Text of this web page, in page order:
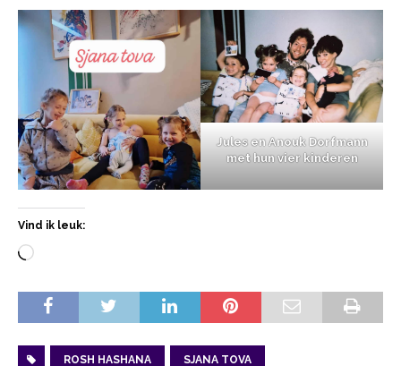
Jules en Anouk Dorfmann
met hun vier kinderen
Vind ik leuk:
ROSH HASHANA SJANA TOVA